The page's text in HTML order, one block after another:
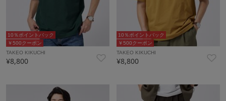
￥500クーポン
10％ポイントバック
TAKEO KIKUCHI
¥8,800
￥500クーポン
10％ポイントバック
TAKEO KIKUCHI
¥8,800